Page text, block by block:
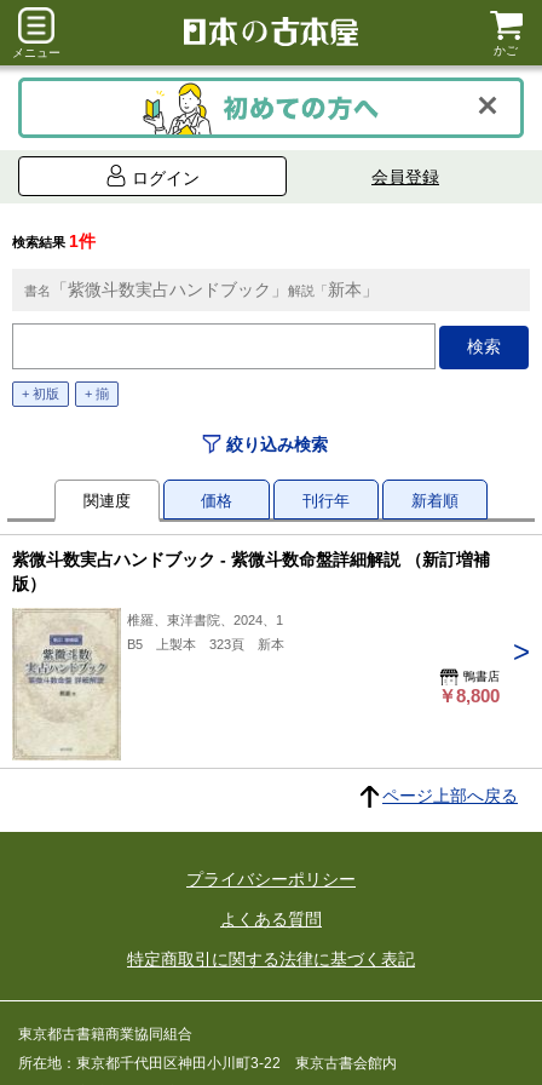
メニュー かご
ログイン 会員登録
検索結果 1件
書名 「紫微斗数実占ハンドブック」 解説「新本」
+ 初版 + 揃
絞り込み検索
関連度 価格 刊行年 新着順
紫微斗数実占ハンドブック - 紫微斗数命盤詳細解説 （新訂増補
版）
椎羅、東洋書院、2024、1
B5 上製本 323頁 新本
鴨書店
￥8,800
ページ上部へ戻る
プライバシーポリシー
よくある質問
特定商取引に関する法律に基づく表記
東京都古書籍商業協同組合
所在地：東京都千代田区神田小川町3-22 東京古書会館内